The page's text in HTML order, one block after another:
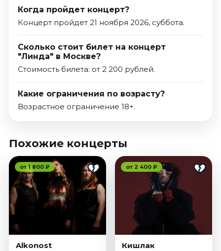
Когда пройдет концерт?
Концерт пройдет 21 ноября 2026, суббота.
Сколько стоит билет на концерт
"Линда" в Москве?
Стоимость билета: от 2 200 рублей.
Какие ограничения по возрасту?
Возрастное ограничение 18+.
Похожие концерты
от 1 800 ₽
Alkonost
от 2 400 ₽
Кишлак